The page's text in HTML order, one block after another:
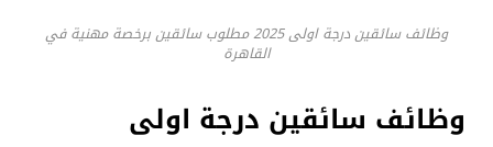
وظائف سائقين درجة اولى 2025 مطلوب سائقين برخصة مهنية في
القاهرة
وظائف سائقين درجة اولى